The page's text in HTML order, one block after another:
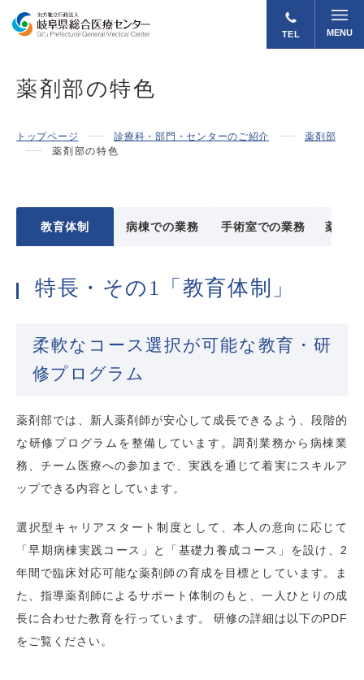
TEL MENU
薬剤部の特色
トップページ 診療科・部門・センターのご紹介
薬剤部
薬剤部の特色
教育体制 病棟での業務 手術室での業務 薬薬連
特長・その1「教育体制」
柔軟なコース選択が可能な教育・研
修プログラム
薬剤部では、新人薬剤師が安心して成長できるよう、段階的
な研修プログラムを整備しています。調剤業務から病棟業
務、チーム医療への参加まで、実践を通じて着実にスキルア
ップできる内容としています。
選択型キャリアスタート制度として、本人の意向に応じて
「早期病棟実践コース」と「基礎力養成コース」を設け、2
年間で臨床対応可能な薬剤師の育成を目標としています。ま
た、指導薬剤師によるサポート体制のもと、一人ひとりの成
長に合わせた教育を行っています。 研修の詳細は以下のPDF
をご覧ください。